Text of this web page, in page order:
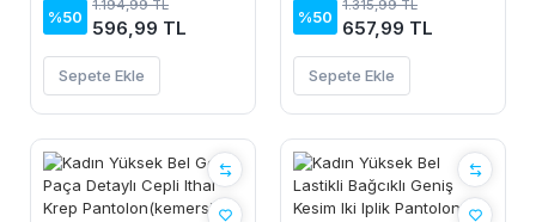
%50
1.194,99 TL
596,99 TL
Sepete Ekle
Pantolon 36 (S) - 50
(5XL)
%50
1.315,99 TL
657,99 TL
Sepete Ekle